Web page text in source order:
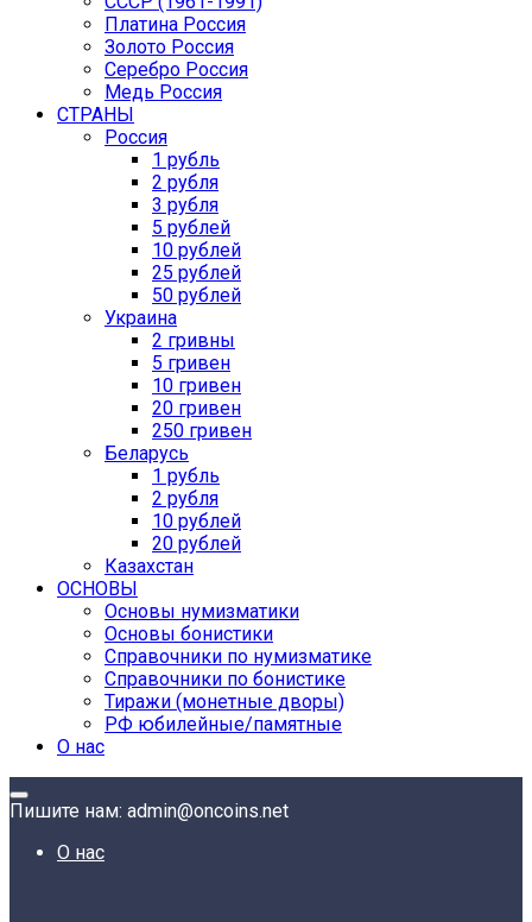
Платина Россия
Золото Россия
Серебро Россия
Медь Россия
СТРАНЫ
Россия
1 рубль
2 рубля
3 рубля
5 рублей
10 рублей
25 рублей
50 рублей
Украина
2 гривны
5 гривен
10 гривен
20 гривен
250 гривен
Беларусь
1 рубль
2 рубля
10 рублей
20 рублей
Казахстан
ОСНОВЫ
Основы нумизматики
Основы бонистики
Справочники по нумизматике
Справочники по бонистике
Тиражи (монетные дворы)
РФ юбилейные/памятные
О нас
Пишите нам: admin@oncoins.net
О нас